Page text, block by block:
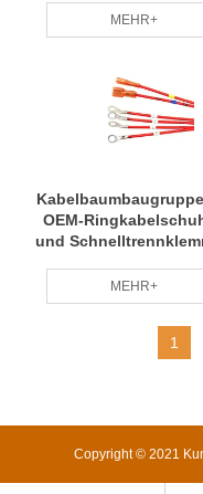
MEHR+
OEM-
und
MEHR+
1
Copyright © 2021